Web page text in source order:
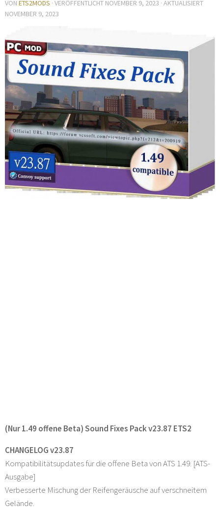
VON ETS2MODS · VERÖFFENTLICHT NOVEMBER 9, 2023 · AKTUALISIERT
NOVEMBER 9, 2023
(Nur 1.49 offene Beta) Sound Fixes Pack v23.87 ETS2
CHANGELOG v23.87
Kompatibilitätsupdates für die offene Beta von ATS 1.49. [ATS-
Ausgabe]
Verbesserte Mischung der Reifengeräusche auf verschneitem
Gelände.